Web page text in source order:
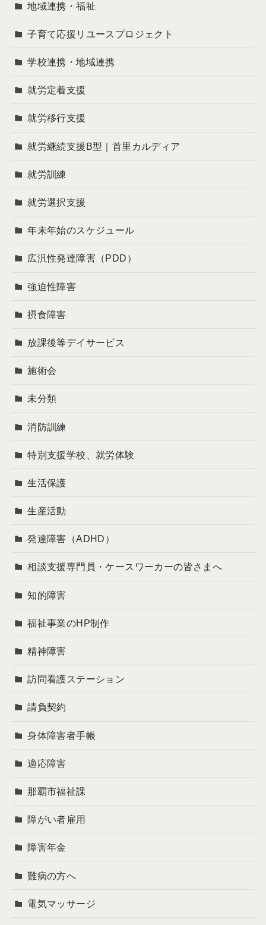
地域連携・福祉
子育て応援リユースプロジェクト
学校連携・地域連携
就労定着支援
就労移行支援
就労継続支援B型｜首里カルディア
就労訓練
就労選択支援
年末年始のスケジュール
広汎性発達障害（PDD）
強迫性障害
摂食障害
放課後等デイサービス
施術会
未分類
消防訓練
特別支援学校、就労体験
生活保護
生産活動
発達障害（ADHD）
相談支援専門員・ケースワーカーの皆さまへ
知的障害
福祉事業のHP制作
精神障害
訪問看護ステーション
請負契約
身体障害者手帳
適応障害
那覇市福祉課
障がい者雇用
障害年金
難病の方へ
電気マッサージ